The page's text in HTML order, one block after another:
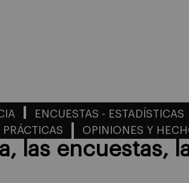
ENCUESTAS - ESTADÍSTICAS
PRÁCTICAS OPINIONES Y
las encuestas,